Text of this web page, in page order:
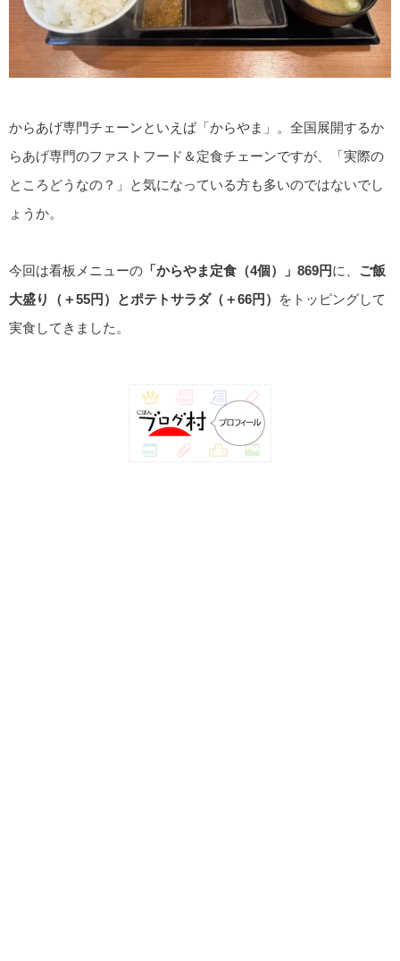
からあげ専門チェーンといえば「からやま」。全国展開するか
らあげ専門のファストフード＆定食チェーンですが、「実際の
ところどうなの？」と気になっている方も多いのではないでし
ょうか。
今回は看板メニューの 「からやま定食（4個）」869円に、 ご飯
大盛り（＋55円）とポテトサラダ（＋66円）
をトッピングして
実食してきました。